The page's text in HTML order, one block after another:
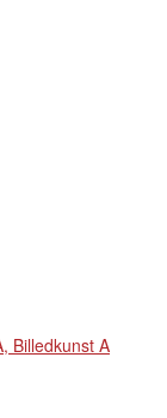
Billedkunst A